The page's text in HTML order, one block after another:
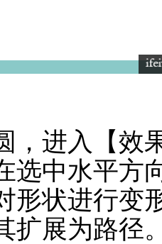
，进入【效
选中水平方
形状进行变
扩展为路径